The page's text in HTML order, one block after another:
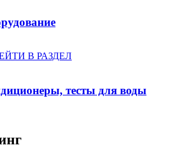
В РАЗДЕЛ
тесты для воды